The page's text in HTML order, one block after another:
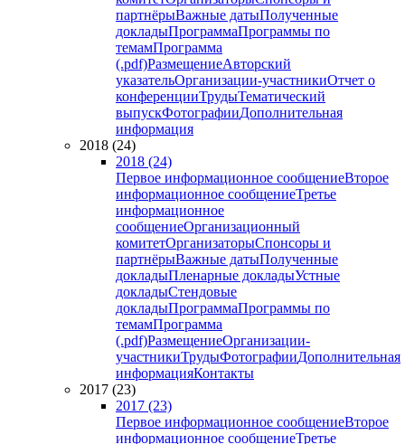
партнёрыВажные датыПолученные
докладыПрограммаПрограммы по
темамПрограмма
(.pdf)РазмещениеАвторский
указательОрганизации-участникиОтчет о
конференцииТрудыТематический
выпускФотографииДополнительная
информация
2018 (24)
2018 (24)
Первое информационное сообщениеВторое
информационное сообщениеТретье
информационное
сообщениеОрганизационный
комитетОрганизаторыСпонсоры и
партнёрыВажные датыПолученные
докладыПленарные докладыУстные
докладыСтендовые
докладыПрограммаПрограммы по
темамПрограмма
(.pdf)РазмещениеОрганизации-
участникиТрудыФотографииДополнительная
информацияКонтакты
2017 (23)
2017 (23)
Первое информационное сообщениеВторое
информационное сообщениеТретье